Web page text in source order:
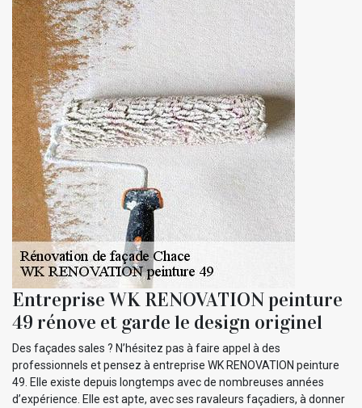
Entreprise WK RENOVATION peinture
49 rénove et garde le design originel
Des façades sales ? N’hésitez pas à faire appel à des
professionnels et pensez à entreprise WK RENOVATION peinture
49. Elle existe depuis longtemps avec de nombreuses années
d’expérience. Elle est apte, avec ses ravaleurs façadiers, à donner